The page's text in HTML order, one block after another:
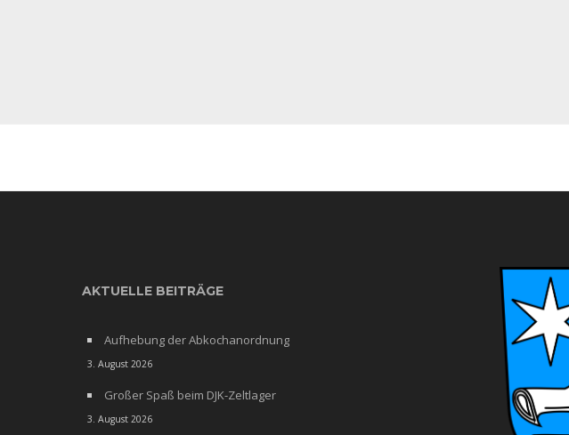
AKTUELLE BEITRÄGE
Aufhebung der Abkochanordnung
3. August 2026
Großer Spaß beim DJK-Zeltlager
3. August 2026